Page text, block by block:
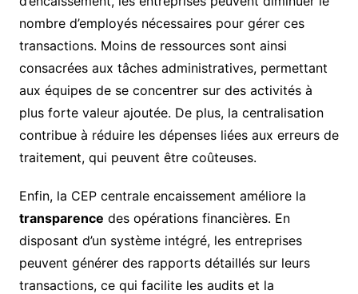
nombre d’employés nécessaires pour gérer ces
transactions. Moins de ressources sont ainsi
consacrées aux tâches administratives, permettant
aux équipes de se concentrer sur des activités à
plus forte valeur ajoutée. De plus, la centralisation
contribue à réduire les dépenses liées aux erreurs de
traitement, qui peuvent être coûteuses.
Enfin, la CEP centrale encaissement améliore la
transparence des opérations financières. En
disposant d’un système intégré, les entreprises
peuvent générer des rapports détaillés sur leurs
transactions, ce qui facilite les audits et la